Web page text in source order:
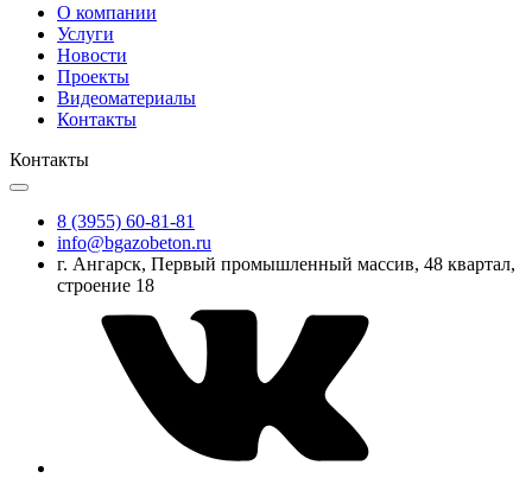
О компании
Услуги
Новости
Проекты
Видеоматериалы
Контакты
Контакты
8 (3955) 60-81-81
info@bgazobeton.ru
г. Ангарск, Первый промышленный массив, 48 квартал,
строение 18